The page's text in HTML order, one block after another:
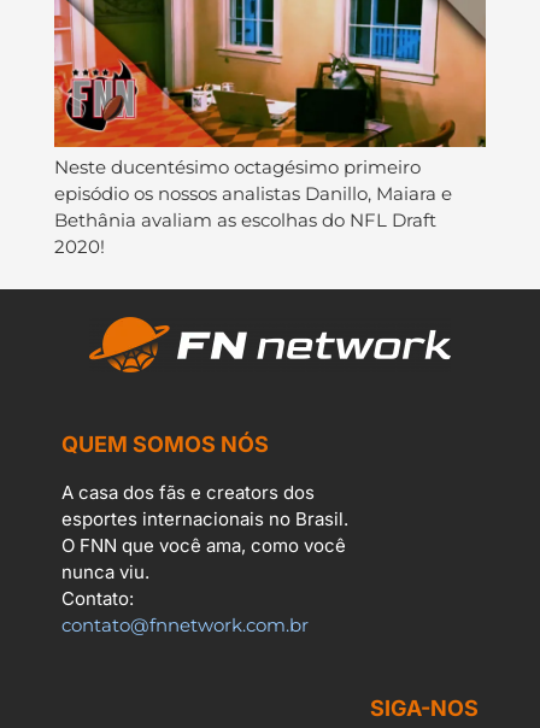
Neste ducentésimo octagésimo primeiro
episódio os nossos analistas Danillo, Maiara e
Bethânia avaliam as escolhas do NFL Draft
2020!
QUEM SOMOS NÓS
A casa dos fãs e creators dos
esportes internacionais no Brasil.
O FNN que você ama, como você
nunca viu.
Contato:
contato@fnnetwork.com.br
SIGA-NOS